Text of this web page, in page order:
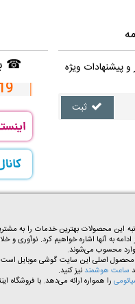
و پیشنهادات ویژه
ثبت
☎
محصولات بهترین خدمات را به
به آنها اشاره خواهیم کرد. نوآوری و
محسوب می‌شوند.
می‌دهد. محصول اصلی این سایت گوشی
ساعت هوشمند نیز کنید.